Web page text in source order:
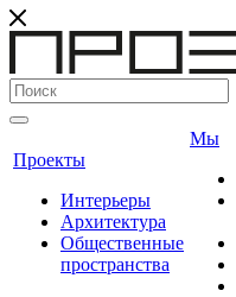
Проекты
Интерьеры
Архитектура
Общественные
пространства
Мы